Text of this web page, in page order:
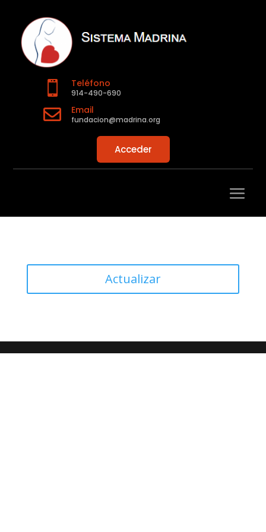
 Teléfono
914-490-690
 Email
fundacion@madrina.org
Acceder
Actualizar